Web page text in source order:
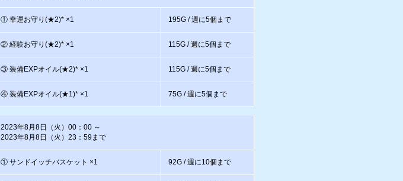
① 幸運お守り(★2)* ×1 195G / 週に5個まで
② 経験お守り(★2)* ×1 115G / 週に5個まで
③ 装備EXPオイル(★2)* ×1 115G / 週に5個まで
④ 装備EXPオイル(★1)* ×1 75G / 週に5個まで
2023年8月8日（火）00：00 ～
2023年8月8日（火）23：59まで
① サンドイッチバスケット ×1 92G / 週に10個まで